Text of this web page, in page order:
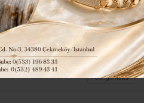
145 İLÇELERDEN HABERLER
ABONE OL